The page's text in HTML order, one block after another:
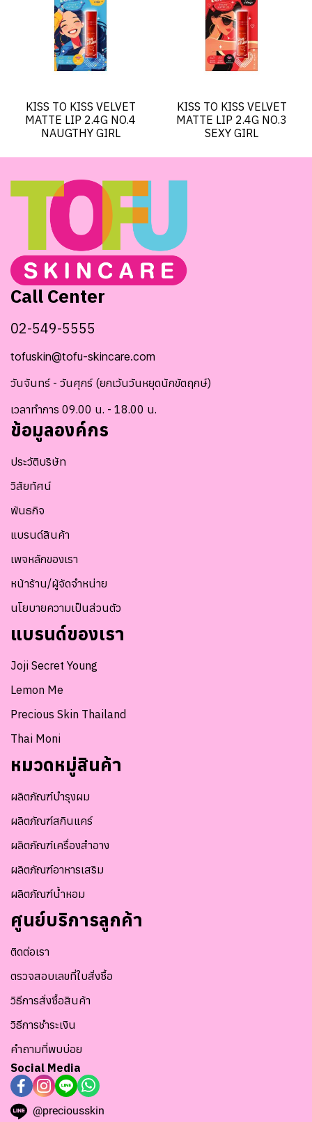
KISS TO KISS VELVET
MATTE LIP 2.4G NO.4
NAUGTHY GIRL
KISS TO KISS VELVET
MATTE LIP 2.4G NO.3
SEXY GIRL
Call Center
02-549-5555
tofuskin@tofu-skincare.com
วันจันทร์ - วันศุกร์ (ยกเว้นวันหยุดนักขัตฤกษ์)
เวลาทำการ 09.00 น. - 18.00 น.
ข้อมูลองค์กร
ประวัติบริษัท
วิสัยทัศน์
พันธกิจ
แบรนด์สินค้า
เพจหลักของเรา
หน้าร้าน/ผู้จัดจำหน่าย
นโยบายความเป็นส่วนตัว
แบรนด์ของเรา
Joji Secret Young
Lemon Me
Precious Skin Thailand
Thai Moni
หมวดหมู่สินค้า
ผลิตภัณฑ์บำรุงผม
ผลิตภัณฑ์สกินแคร์
ผลิตภัณฑ์เครื่องสำอาง
ผลิตภัณฑ์อาหารเสริม
ผลิตภัณฑ์น้ำหอม
ศูนย์บริการลูกค้า
ติดต่อเรา
ตรวจสอบเลขที่ใบสั่งซื้อ
วิธีการสั่งซื้อสินค้า
วิธีการชำระเงิน
คำถามที่พบบ่อย
Social Media
@preciousskin